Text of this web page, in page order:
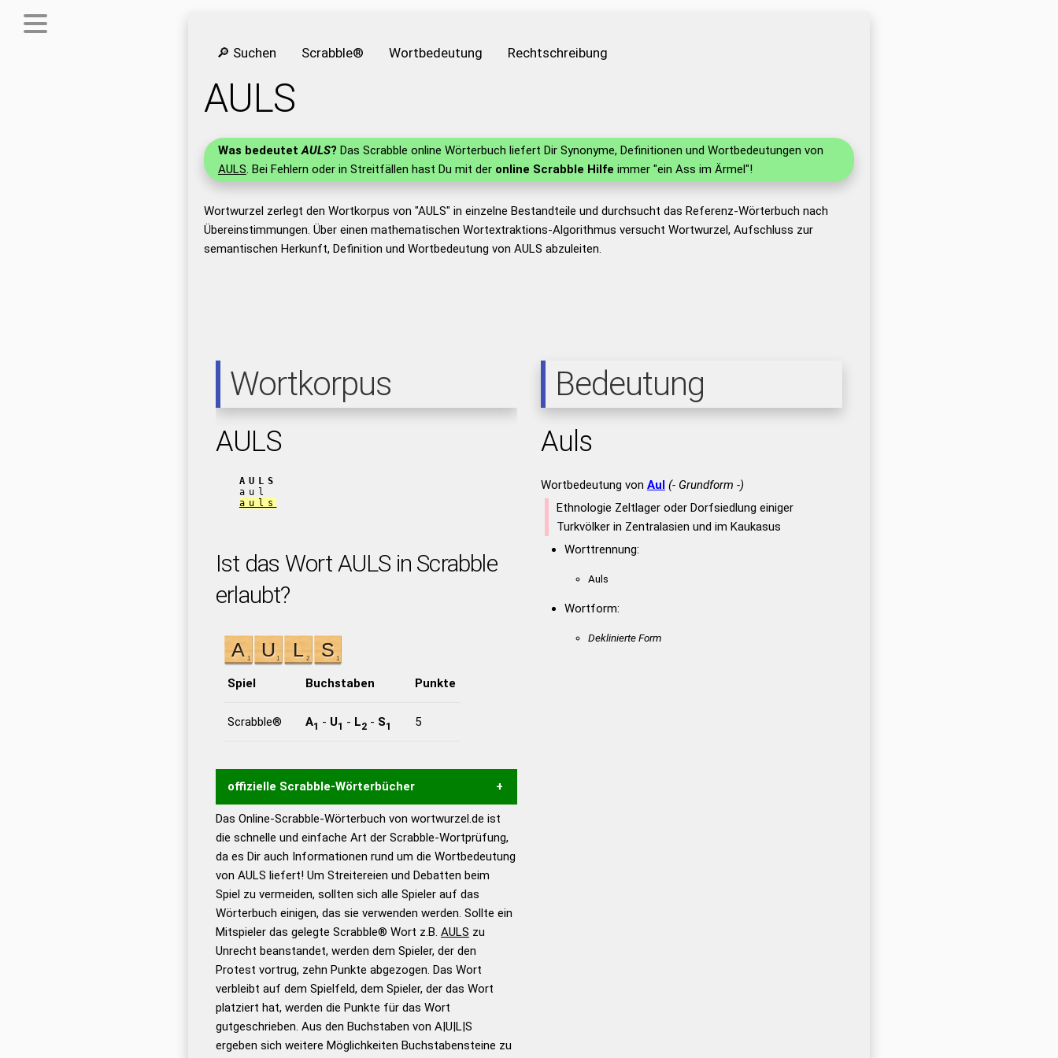
🔎 Suchen Scrabble® Wortbedeutung Rechtschreibung
AULS
Was bedeutetAULS? Das Scrabble online Wörterbuch liefert Dir Synonyme, Definitionen und Wortbedeutungen von
AULS. Bei Fehlern oder in Streitfällen hast Du mit der online Scrabble Hilfe immer "ein Ass im Ärmel"!
Wortwurzel zerlegt den Wortkorpus von "AULS" in einzelne Bestandteile und durchsucht das Referenz-Wörterbuch nach
Übereinstimmungen. Über einen mathematischen Wortextraktions-Algorithmus versucht Wortwurzel, Aufschluss zur
semantischen Herkunft, Definition und Wortbedeutung von AULS abzuleiten.
Wortkorpus
AULS
AULS
aul
auls
Ist das Wort AULS in Scrabble
erlaubt?
Spiel Buchstaben Punkte
Scrabble® A1 - U1 - L2- S1 5
offizielle Scrabble-Wörterbücher
Wortwurzel liefert mit Hilfe eines semantischen
Wortanalyse-Algorithmus gute Anhaltspunkte zu
Wortbedeutung, Worttrennung und Wortform, um die
Gültigkeit eines Wortes für das Scrabble-Spiel zu
bestimmen! zugelassene Turnier Scrabble-
Wörterbücher sind:
Duden – Standardwerk in 12
Bänden
Duden – Richtiges und gutes
Deutsch
Duden – Die deutsche Grammatik
Das Online-Scrabble-Wörterbuch von wortwurzel.de ist
die schnelle und einfache Art der Scrabble-Wortprüfung,
da es Dir auch Informationen rund um die Wortbedeutung
von AULS liefert! Um Streitereien und Debatten beim
Spiel zu vermeiden, sollten sich alle Spieler auf das
Wörterbuch einigen, das sie verwenden werden. Sollte ein
Mitspieler das gelegte Scrabble® Wort z.B. AULS zu
Unrecht beanstandet, werden dem Spieler, der den
Protest vortrug, zehn Punkte abgezogen. Das Wort
verbleibt auf dem Spielfeld, dem Spieler, der das Wort
platziert hat, werden die Punkte für das Wort
gutgeschrieben. Aus den Buchstaben von A|U|L|S
ergeben sich weitere Möglichkeiten Buchstabensteine zu
Bedeutung
Auls
Wortbedeutung von Aul (- Grundform -)
Ethnologie Zeltlager oder Dorfsiedlung einiger
Turkvölker in Zentralasien und im Kaukasus
Worttrennung:
Auls
Wortform:
Deklinierte Form